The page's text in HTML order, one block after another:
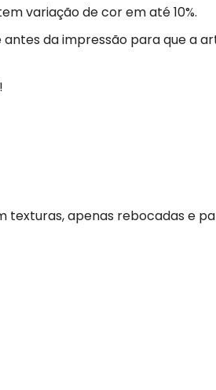
variação de cor em até 10%.
da impressão para que a
apenas rebocadas e